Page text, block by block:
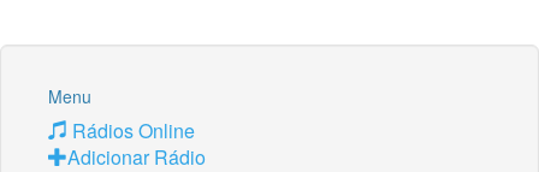
Menu
Rádios Online
Adicionar Rádio